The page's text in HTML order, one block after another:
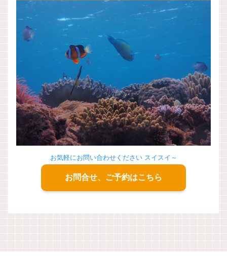
お気軽にお問い合わせください スイスイ～
お問合せ、ご予約はこちら